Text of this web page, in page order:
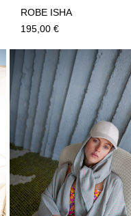
ROBE ISHA
195,00€